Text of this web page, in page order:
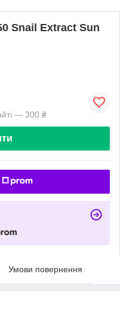
Snail Extract Sun
— 300 ₴
Умови повернення